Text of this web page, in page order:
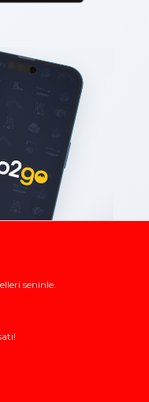
seninle.